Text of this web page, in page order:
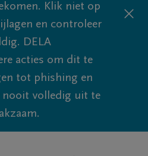
Klik niet op
en controleer
DELA
acties om dit te
tot phishing en
nooit volledig uit te